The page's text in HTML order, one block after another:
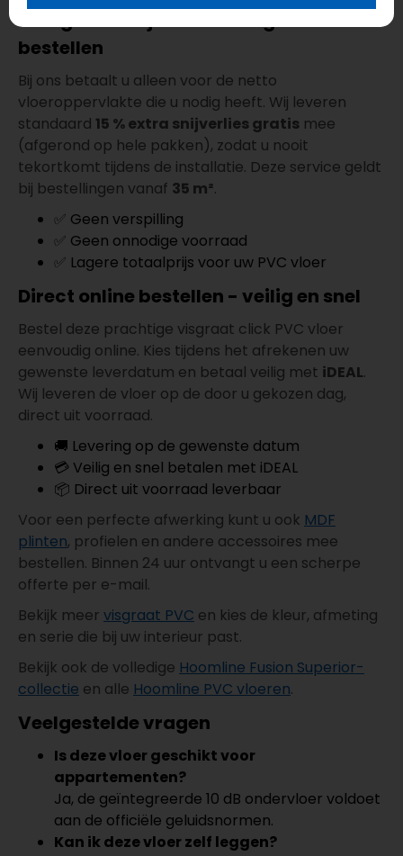
15 % gratis snijverlies - zorgeloos
bestellen
Bij ons betaalt u alleen voor de netto
vloeroppervlakte die u nodig heeft. Wij leveren
standaard 15 % extra snijverlies gratis mee
(afgerond op hele pakken), zodat u nooit
tekortkomt tijdens de installatie. Deze service geldt
bij bestellingen vanaf 35 m².
✅ Geen verspilling
✅ Geen onnodige voorraad
✅ Lagere totaalprijs voor uw PVC vloer
Direct online bestellen - veilig en snel
Bestel deze prachtige visgraat click PVC vloer
eenvoudig online. Kies tijdens het afrekenen uw
gewenste leverdatum en betaal veilig met iDEAL.
Wij leveren de vloer op de door u gekozen dag,
direct uit voorraad.
🚚 Levering op de gewenste datum
💳 Veilig en snel betalen met iDEAL
📦 Direct uit voorraad leverbaar
Voor een perfecte afwerking kunt u ook MDF
plinten, profielen en andere accessoires mee
bestellen. Binnen 24 uur ontvangt u een scherpe
offerte per e-mail.
Bekijk meer visgraat PVC en kies de kleur, afmeting
en serie die bij uw interieur past.
Bekijk ook de volledige Hoomline Fusion Superior-
collectie en alle Hoomline PVC vloeren.
Veelgestelde vragen
Is deze vloer geschikt voor
appartementen?
Ja, de geïntegreerde 10 dB ondervloer voldoet
aan de officiële geluidsnormen.
Kan ik deze vloer zelf leggen?